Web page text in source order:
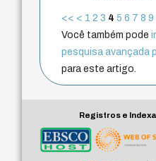
<< < 1 2 3 4 5 6 7 8 9
Você também pode
pesquisa avançada
para este artigo.
Registros e